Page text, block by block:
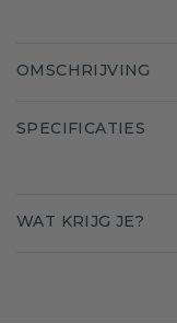
OMSCHRIJVING
SPECIFICATIES
WAT KRIJG JE?